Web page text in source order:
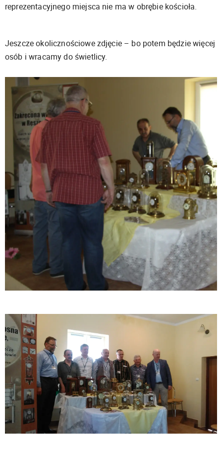
reprezentacyjnego miejsca nie ma w obrębie kościoła.
Jeszcze okolicznościowe zdjęcie – bo potem będzie więcej
osób i wracamy do świetlicy.